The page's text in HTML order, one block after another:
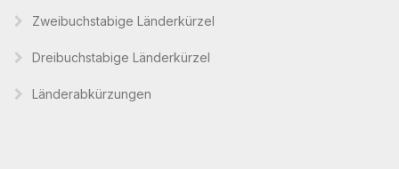
Zweibuchstabige Länderkürzel
Dreibuchstabige Länderkürzel
Länderabkürzungen